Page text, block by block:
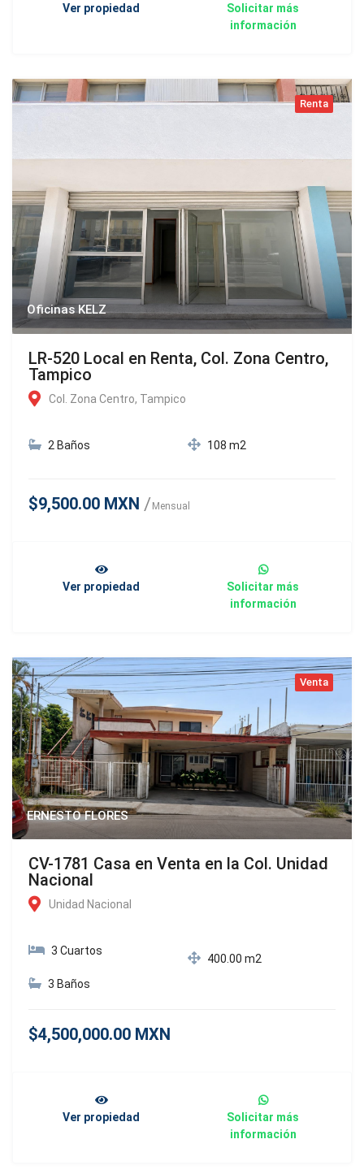
Ver propiedad
Solicitar más
información
Renta
Oficinas KELZ
LR-520 Local en Renta, Col. Zona Centro,
Tampico
Col. Zona Centro, Tampico
2 Baños 108 m2
$9,500.00 MXN Mensual
Ver propiedad
Solicitar más
información
Venta
ERNESTO FLORES
CV-1781 Casa en Venta en la Col. Unidad
Nacional
Unidad Nacional
3 Cuartos
3 Baños
400.00 m2
$4,500,000.00 MXN
Ver propiedad
Solicitar más
información